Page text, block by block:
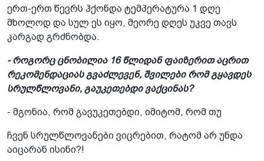
ერთ-ერთ წევრს ჰქონდა ტემპერატურა 1 დღე
მხოლოდ და სულ ეს იყო, მეორე დღეს უკვე თავს
კარგად გრძნობდა.
- როგორც ცნობილია 16 წლიდან ფაიზერით აცრით
რეკომენდაციას გვაძლევენ, შვილები რომ გყავდეს
სრულწლოვანი, გაუკეთებდი ვაქცინას?
- მგონია, რომ გავუკეთებდი, იმიტომ, რომ თუ
ჩვენ სრულწლოვანები ვიცრებით, რატომ არ უნდა
აიცარან ისინი?!